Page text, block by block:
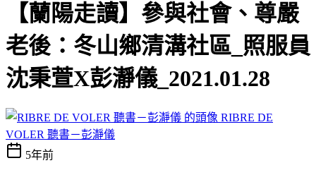
【蘭陽走讀】參與社會、尊嚴
老後：冬山鄉清溝社區_照服員
沈秉萱X彭瀞儀_2021.01.28
RIBRE DE
VOLER 聽書－彭瀞儀
5年前